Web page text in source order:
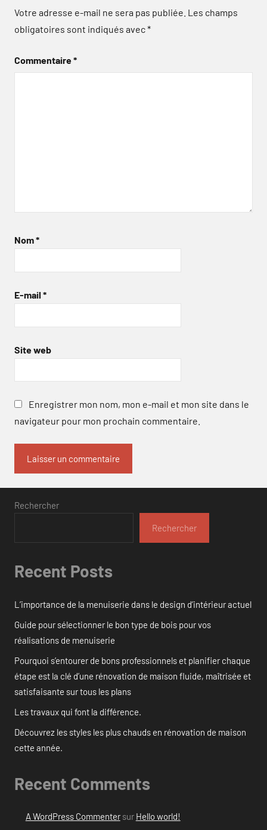
Votre adresse e-mail ne sera pas publiée. Les champs
obligatoires sont indiqués avec*
Commentaire*
Nom*
E-mail *
Site web
Enregistrer mon nom, mon e-mail et mon site dans le
navigateur pour mon prochain commentaire.
Rechercher
Rechercher
Recent Posts
L’importance de la menuiserie dans le design d’intérieur actuel
Guide pour sélectionner le bon type de bois pour vos
réalisations de menuiserie
Pourquoi s’entourer de bons professionnels et planifier chaque
étape est la clé d’une rénovation de maison fluide, maîtrisée et
satisfaisante sur tous les plans
Les travaux qui font la différence.
Découvrez les styles les plus chauds en rénovation de maison
cette année.
Recent Comments
A WordPress Commentersur Hello world!